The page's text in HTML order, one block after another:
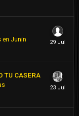
en Junin
TU CASERA